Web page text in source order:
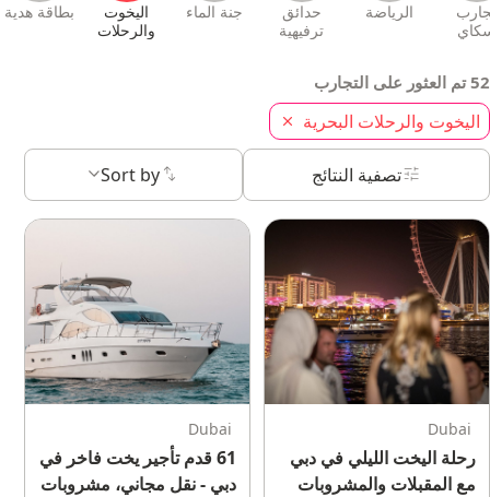
الرياضة
حدائق
ترفيهية
جنة الماء
اليخوت
والرحلات
بطاقة هدية
52 تم العثور على التجارب
اليخوت والرحلات البحرية
تصفية النتائج Sort by
Dubai
رحلة اليخت الليلي في دبي
مع المقبلات والمشروبات
Dubai
61 قدم تأجير يخت فاخر في
دبي - نقل مجاني، مشروبات